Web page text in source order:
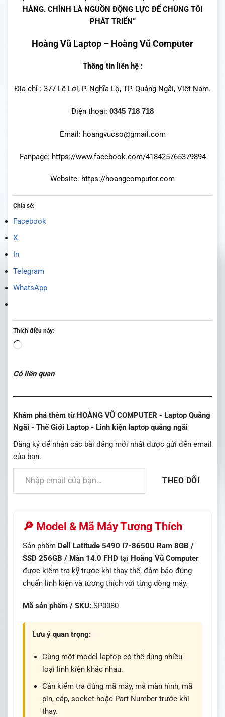
HÀNG. CHÍNH LÀ NGUỒN ĐỘNG LỰC ĐỂ CHÚNG TÔI
PHÁT TRIỂN”
Hoàng Vũ Laptop – Hoàng Vũ Computer
Thông tin liên hệ :
Địa chỉ : 377 Lê Lợi, P. Nghĩa Lộ, TP. Quảng Ngãi, Việt Nam.
Điện thoại: 0345 718 718
Email: hoangvucso@gmail.com
Fanpage: https://www.facebook.com/418425765379894
Website: https://hoangcomputer.com
Chia sẻ:
Facebook
X
In
Telegram
WhatsApp
Thích điều này:
Đang
Có liên quan
Khám phá thêm từ HOÀNG VŨ COMPUTER - Laptop Quảng
Ngãi - Thế Giới Laptop - Linh kiện laptop quảng ngãi
Đăng ký để nhận các bài đăng mới nhất được gửi đến email
của bạn.
Nhập email của bạn…
THEO DÕI
🔎 Model & Mã Máy Tương Thích
Sản phẩm Dell Latitude 5490 i7-8650U Ram 8GB /
SSD 256GB / Màn 14.0 FHD tại Hoàng Vũ Computer
được kiểm tra kỹ trước khi thay thế, đảm bảo đúng
chuẩn linh kiện và tương thích với từng dòng máy.
Mã sản phẩm / SKU: SP0080
Lưu ý quan trọng:
Cùng một model laptop có thể dùng nhiều
loại linh kiện khác nhau.
Cần kiểm tra đúng mã máy, mã màn hình, mã
pin, cáp, socket hoặc Part Number trước khi
thay.